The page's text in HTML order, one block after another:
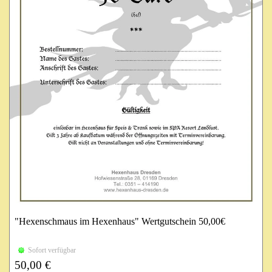
"Hexenschmaus im Hexenhaus" Wertgutschein 50,00€
Resort Landlust.
Gilt 3 Jahre ab Kaufdatum während der Öffnungszeiten mit
Sofort verfügbar
50,00 €